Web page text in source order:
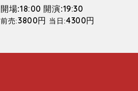
開場:18:00 開演:19:30
前売:3800円 当日:4300円